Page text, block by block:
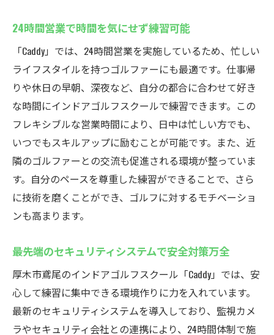
初心者仲間との交流イベント
目標に合わせたステップアッププラン
最新シミュレーターを使った厚木市鳶尾のイン
ドアゴルフスクールCaddyでの練習方法
リアルなコース体験が可能なシミュレータ
ー
多様なコースでスキルアップを図る
デジタル技術でスイング解析
自分だけのカスタム練習メニュー
最新技術を駆使したトレーニング
厚木市鳶尾のインドアゴルフスクールCaddyで24
時間快適な練習を！
時間を選ばずに利用できる利便性
深夜・早朝でも快適な練習環境
ライフスタイルに合わせた練習プラン
24時間営業で時間を気にせず練習可能
「Caddy」では、24時間営業を実施しているため、忙しい
ライフスタイルを持つゴルファーにも最適です。仕事帰
りや休日の早朝、深夜など、自分の都合に合わせて好き
な時間にインドアゴルフスクールで練習できます。この
フレキシブルな営業時間により、日中は忙しい方でも、
いつでもスキルアップに励むことが可能です。また、近
隣のゴルファーとの交流も促進される環境が整っていま
す。自分のペースを尊重した練習ができることで、さら
に技術を磨くことができ、ゴルフに対するモチベーショ
ンも高まります。
最先端のセキュリティシステムで安全対策万全
厚木市鳶尾のインドアゴルフスクール「Caddy」では、安
心して練習に集中できる環境作りに力を入れています。
最新のセキュリティシステムを導入しており、監視カメ
ラやセキュリティ会社との連携により、24時間体制で施